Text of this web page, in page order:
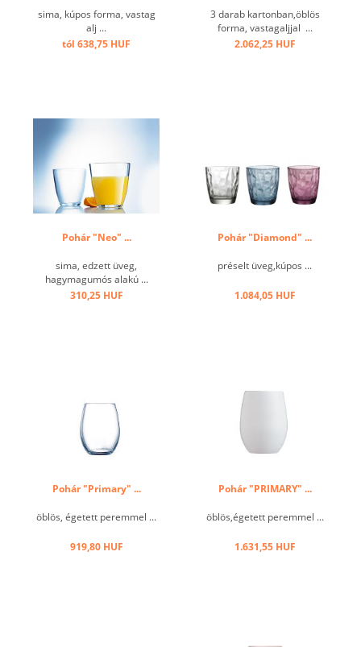
sima, kúpos forma, vastag
alj ...
tól 638,75 HUF
3 darab kartonban,öblös
forma, vastagaljjal ...
2.062,25 HUF
Pohár "Neo" ...
sima, edzett üveg,
hagymagumós alakú ...
310,25 HUF
Pohár "Diamond" ...
préselt üveg,kúpos ...
1.084,05 HUF
Pohár "Primary" ...
öblös, égetett peremmel ...
919,80 HUF
Pohár "PRIMARY" ...
öblös,égetett peremmel ...
1.631,55 HUF